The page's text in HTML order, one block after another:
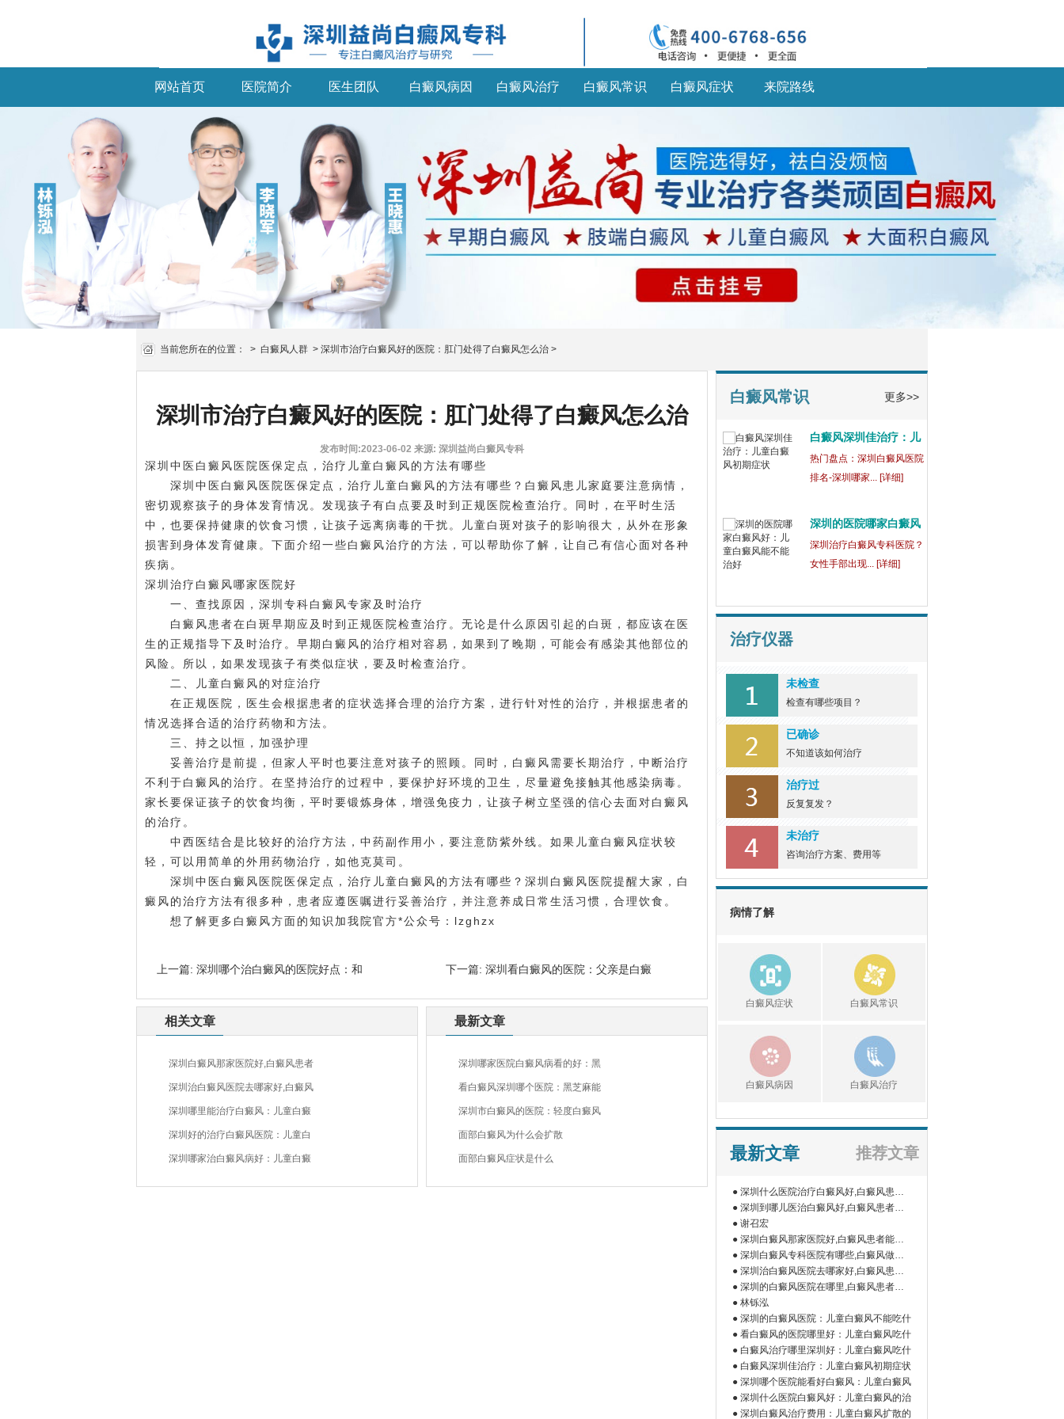
网站首页 医院简介 医生团队 白癜风病因 白癜风治疗 白癜风常识 白癜风症状 来院路线
当前您所在的位置： > 白癜风人群 > 深圳市治疗白癜风好的医院：肛门处得了白癜风怎么治 >
深圳市治疗白癜风好的医院：肛门处得了白癜风怎么治
发布时间:2023-06-02 来源: 深圳益尚白癜风专科
深圳中医白癜风医院医保定点，治疗儿童白癜风的方法有哪些
深圳中医白癜风医院医保定点，治疗儿童白癜风的方法有哪些？白癜风患儿家庭要注意病情，
密切观察孩子的身体发育情况。发现孩子有白点要及时到正规医院检查治疗。同时，在平时生活
中，也要保持健康的饮食习惯，让孩子远离病毒的干扰。儿童白斑对孩子的影响很大，从外在形象
损害到身体发育健康。下面介绍一些白癜风治疗的方法，可以帮助你了解，让自己有信心面对各种
疾病。
深圳治疗白癜风哪家医院好
一、查找原因， 深圳专科白癜风专家 及时治疗
白癜风患者在白斑早期应及时到正规医院检查治疗。无论是什么原因引起的白斑，都应该在医
生的正规指导下及时治疗。早期白癜风的治疗相对容易，如果到了晚期，可能会有感染其他部位的
风险。所以，如果发现孩子有类似症状，要及时检查治疗。
二、儿童白癜风的对症治疗
在正规医院，医生会根据患者的症状选择合理的治疗方案，进行针对性的治疗，并根据患者的
情况选择合适的治疗药物和方法。
三、持之以恒，加强护理
妥善治疗是前提，但家人平时也要注意对孩子的照顾。同时，白癜风需要长期治疗，中断治疗
不利于白癜风的治疗。在坚持治疗的过程中，要保护好环境的卫生，尽量避免接触其他感染病毒。
家长要保证孩子的饮食均衡，平时要锻炼身体，增强免疫力，让孩子树立坚强的信心去面对白癜风
的治疗。
中西医结合是比较好的治疗方法，中药副作用小，要注意防紫外线。如果儿童白癜风症状较
轻，可以用简单的外用药物治疗，如他克莫司。
深圳中医白癜风医院医保定点，治疗儿童白癜风的方法有哪些？深圳白癜风医院提醒大家，白
癜风的治疗方法有很多种，患者应遵医嘱进行妥善治疗，并注意养成日常生活习惯，合理饮食。
想了解更多白癜风方面的知识加我院官方*公众号：lzghzx
上一篇: 深圳哪个治白癜风的医院好点：和 下一篇: 深圳看白癜风的医院：父亲是白癜
相关文章
深圳白癜风那家医院好,白癜风患者
深圳治白癜风医院去哪家好,白癜风
深圳哪里能治疗白癜风：儿童白癜
深圳好的治疗白癜风医院：儿童白
深圳哪家治白癜风病好：儿童白癜
最新文章
深圳哪家医院白癜风病看的好：黑
看白癜风深圳哪个医院：黑芝麻能
深圳市白癜风的医院：轻度白癜风
面部白癜风为什么会扩散
面部白癜风症状是什么
白癜风常识 更多>>
【健康指南】深圳中医白癜
风医院[三强公... [详细]
白癜风深圳佳治疗：儿
热门盘点：深圳白癜风医院
排名-深圳哪家... [详细]
深圳的医院哪家白癜风
深圳治疗白癜风专科医院？
女性手部出现... [详细]
治疗仪器
未检查
检查有哪些项目？
已确诊
不知道该如何治疗
治疗过
反复复发？
未治疗
咨询治疗方案、费用等
病情了解
白癜风症状 白癜风常识
白癜风病因 白癜风治疗
最新文章 推荐文章
● 深圳什么医院治疗白癜风好,白癜风患者
如
● 深圳到哪儿医治白癜风好,白癜风患者为
什● 谢召宏
● 深圳白癜风那家医院好,白癜风患者能吃
橘
● 深圳白癜风专科医院有哪些,白癜风做伍
德
● 深圳治白癜风医院去哪家好,白癜风患者
为
● 深圳的白癜风医院在哪里,白癜风患者做
微● 林铄泓
● 深圳的白癜风医院：儿童白癜风不能吃什
● 看白癜风的医院哪里好：儿童白癜风吃什
● 白癜风治疗哪里深圳好：儿童白癜风吃什
● 白癜风深圳佳治疗：儿童白癜风初期症状
● 深圳哪个医院能看好白癜风：儿童白癜风
● 深圳什么医院白癜风好：儿童白癜风的治
● 深圳白癜风治疗费用：儿童白癜风扩散的